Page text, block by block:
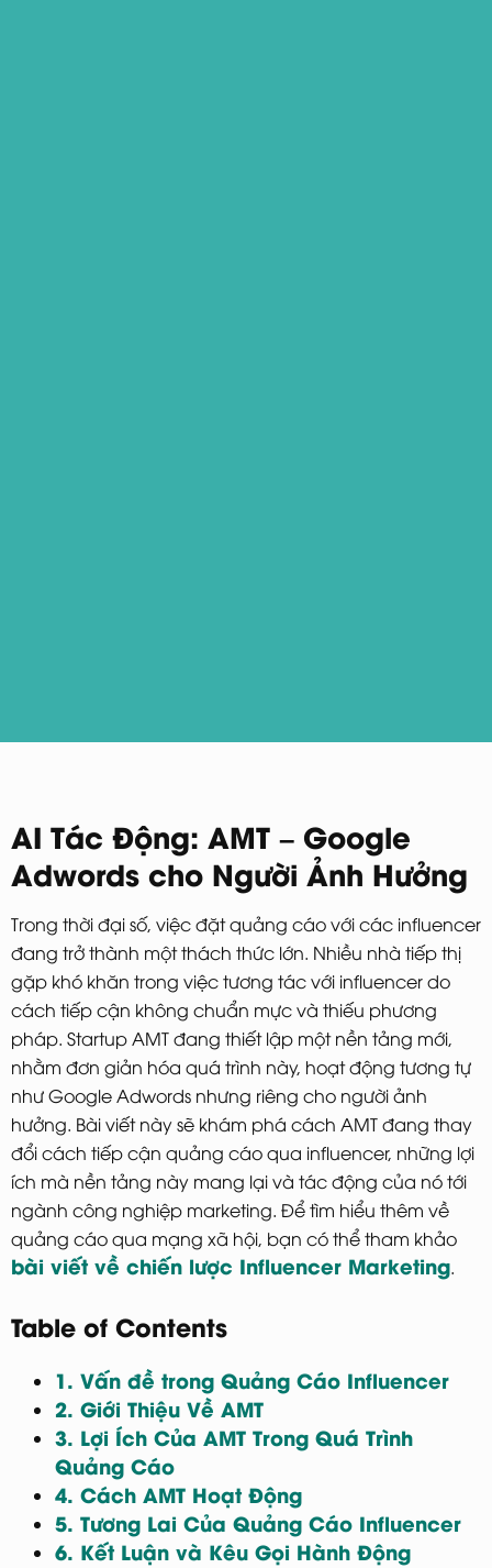
AI Tác Động: AMT – Google
Adwords cho Người Ảnh Hưởng
Trong thời đại số, việc đặt quảng cáo với các influencer
đang trở thành một thách thức lớn. Nhiều nhà tiếp thị
gặp khó khăn trong việc tương tác với influencer do
cách tiếp cận không chuẩn mực và thiếu phương
pháp. Startup AMT đang thiết lập một nền tảng mới,
nhằm đơn giản hóa quá trình này, hoạt động tương tự
như Google Adwords nhưng riêng cho người ảnh
hưởng. Bài viết này sẽ khám phá cách AMT đang thay
đổi cách tiếp cận quảng cáo qua influencer, những lợi
ích mà nền tảng này mang lại và tác động của nó tới
ngành công nghiệp marketing. Để tìm hiểu thêm về
quảng cáo qua mạng xã hội, bạn có thể tham khảo
bài viết về chiến lược Influencer Marketing.
Table of Contents
1. Vấn đề trong Quảng Cáo Influencer
2. Giới Thiệu Về AMT
3. Lợi Ích Của AMT Trong Quá Trình
Quảng Cáo
4. Cách AMT Hoạt Động
5. Tương Lai Của Quảng Cáo Influencer
6. Kết Luận và Kêu Gọi Hành Động